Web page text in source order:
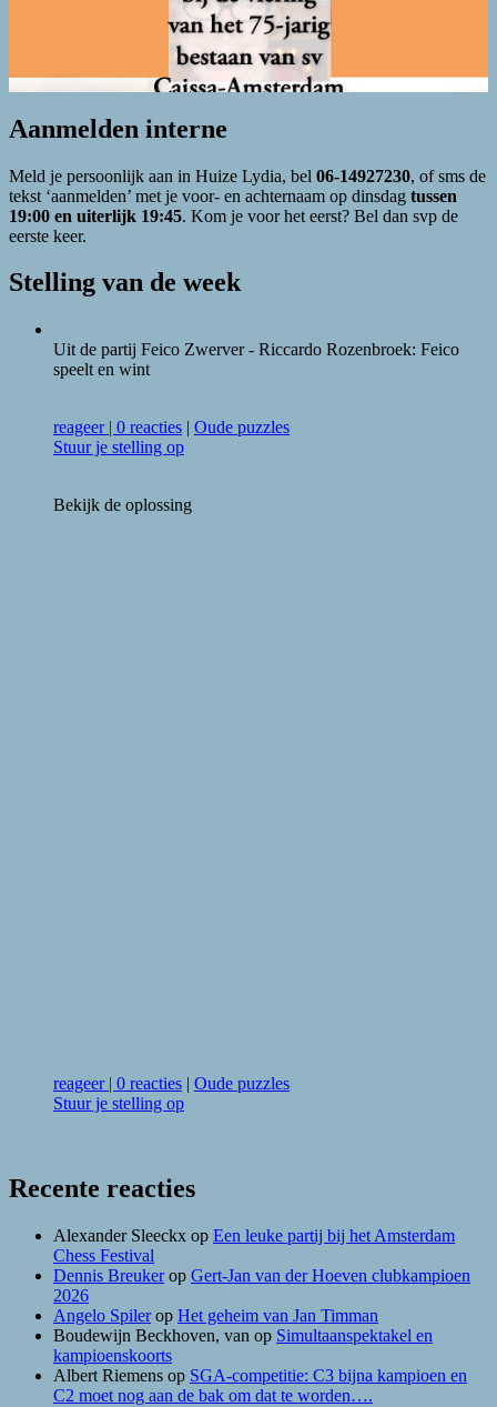
Aanmelden interne
Meld je persoonlijk aan in Huize Lydia, bel 06-14927230, of sms de
tekst ‘aanmelden’ met je voor- en achternaam op dinsdag tussen
19:00 en uiterlijk 19:45. Kom je voor het eerst? Bel dan svp de
eerste keer.
Stelling van de week
Uit de partij Feico Zwerver - Riccardo Rozenbroek: Feico
speelt en wint
reageer| 0 reacties | Oude puzzles
Stuur je stelling op
Bekijk de oplossing
reageer| 0 reacties | Oude puzzles
Stuur je stelling op
Recente reacties
Alexander Sleeckx op Een leuke partij bij het Amsterdam
Chess Festival
Dennis Breukerop Gert-Jan van der Hoeven clubkampioen
2026
Angelo Spilerop Het geheim van Jan Timman
Boudewijn Beckhoven, van op Simultaanspektakel en
kampioenskoorts
Albert Riemens op SGA-competitie: C3 bijna kampioen en
C2 moet nog aan de bak om dat te worden….